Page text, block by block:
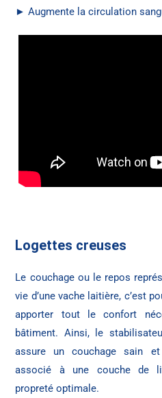
► Augmente la circulation
Logettes creuses
Le couchage ou le repos
vie d’une vache laitière, c’est
apporter tout le confort
bâtiment. Ainsi, le
assure un couchage sain et
associé à une couche de
propreté optimale.